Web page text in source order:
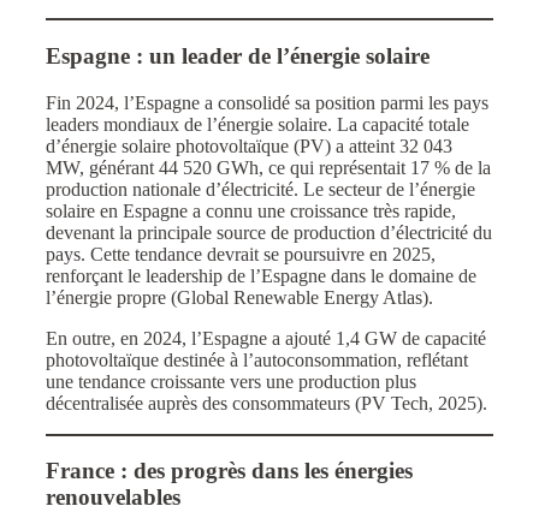
Espagne : un leader de l’énergie solaire
Fin 2024, l’Espagne a consolidé sa position parmi les pays
leaders mondiaux de l’énergie solaire. La capacité totale
d’énergie solaire photovoltaïque (PV) a atteint 32 043
MW, générant 44 520 GWh, ce qui représentait 17 % de la
production nationale d’électricité. Le secteur de l’énergie
solaire en Espagne a connu une croissance très rapide,
devenant la principale source de production d’électricité du
pays. Cette tendance devrait se poursuivre en 2025,
renforçant le leadership de l’Espagne dans le domaine de
l’énergie propre (Global Renewable Energy Atlas).
En outre, en 2024, l’Espagne a ajouté 1,4 GW de capacité
photovoltaïque destinée à l’autoconsommation, reflétant
une tendance croissante vers une production plus
décentralisée auprès des consommateurs (PV Tech, 2025).
France : des progrès dans les énergies
renouvelables